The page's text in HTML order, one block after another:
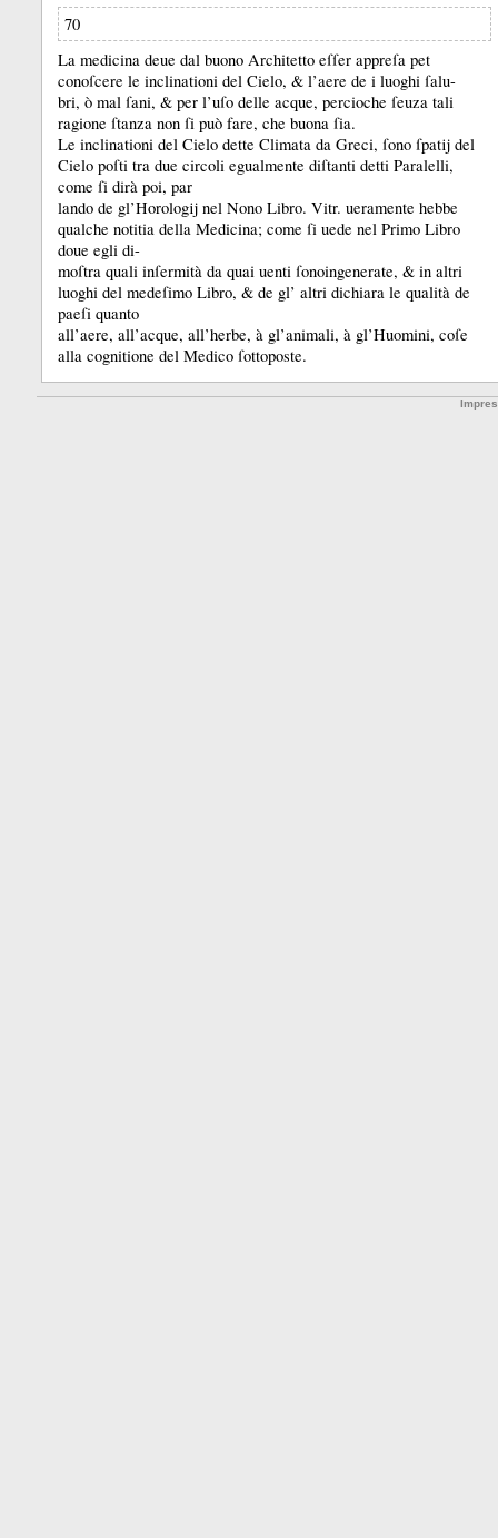
70
La medicina deue dal buono Architetto eſſer appreſa pet
conoſcere le inclinationi del Cielo, & l’aere de i luoghi ſalu-
bri, ò mal ſani, & per l’uſo delle acque, percioche ſeuza tali
ragione ſtanza non ſi può fare, che buona ſia.
Le inclinationi del Cielo dette Climata da Greci, ſono ſpatĳ del
Cielo poſti tra due circoli egualmente diſtanti detti Paralelli,
come ſi dirà poi, par
lando de gl’Horologĳ nel Nono Libro. Vitr. ueramente hebbe
qualche notitia della Medicina; come ſi uede nel Primo Libro
doue egli di-
moſtra quali inſermità da quai uenti ſonoingenerate, & in altri
luoghi del medeſimo Libro, & de gl’ altri dichiara le qualità de
paeſi quanto
all’aere, all’acque, all’herbe, à gl’animali, à gl’Huomini, coſe
alla cognitione del Medico ſottoposte.